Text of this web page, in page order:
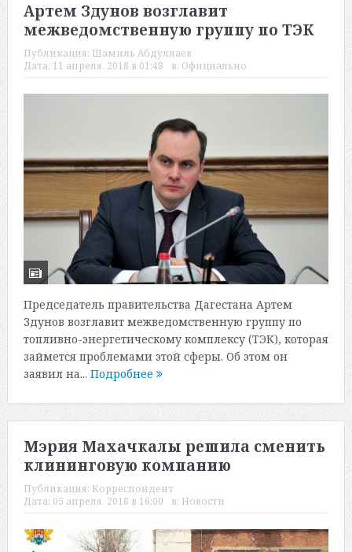
Артем Здунов возглавит
межведомственную группу по ТЭК
Публикация: Шамиль Абдуллаев
Дата: 11 апреля, 2018 в 01:48 в: Официально
Председатель правительства Дагестана Артем
Здунов возглавит межведомственную группу по
топливно-энергетическому комплексу (ТЭК), которая
займется проблемами этой сферы. Об этом он
заявил на... Подробнее
Мэрия Махачкалы решила сменить
клининговую компанию
Публикация: Корреспондент
Дата: 05 апреля, 2018 в 16:00 в: Новости